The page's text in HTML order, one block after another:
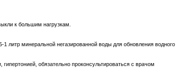
к большим нагрузкам.
литр минеральной негазированной воды для обновления водного
обязательно проконсультироваться с врачом